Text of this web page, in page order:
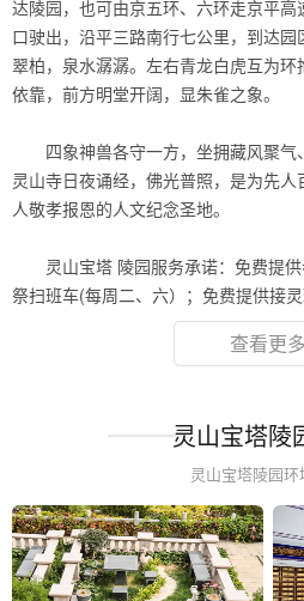
达陵园，也可由京五环、六环走京平
口驶出，沿平三路南行七公里，到达
翠柏，泉水潺潺。左右青龙白虎互为
依靠，前方明堂开阔，显朱雀之象。
四象神兽各守一方，坐拥藏风聚
灵山寺日夜诵经，佛光普照，是为先
人敬孝报恩的人文纪念圣地。
灵山宝塔 陵园服务承诺：免费提
祭扫班车(每周二、六）；免费提供接灵
查看更多
灵山宝塔陵
灵山宝塔陵园环